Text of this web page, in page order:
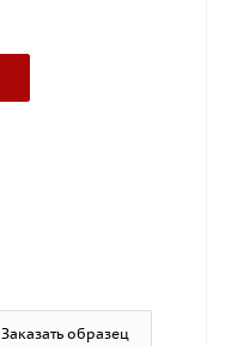
Заказать образец